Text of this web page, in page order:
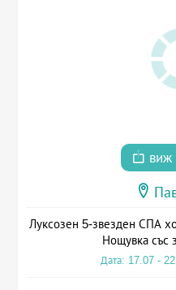
виж
Луксозен 5-звезден СПА
Нощувка със
Дата: 17.07 -